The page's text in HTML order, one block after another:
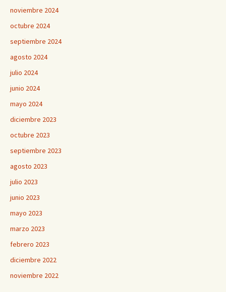
noviembre 2024
octubre 2024
septiembre 2024
agosto 2024
julio 2024
junio 2024
mayo 2024
diciembre 2023
octubre 2023
septiembre 2023
agosto 2023
julio 2023
junio 2023
mayo 2023
marzo 2023
febrero 2023
diciembre 2022
noviembre 2022